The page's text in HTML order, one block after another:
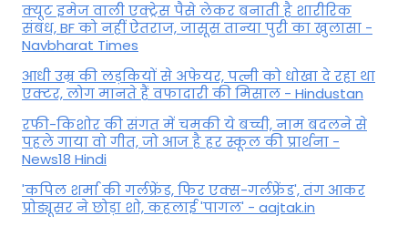
क्यूट इमेज वाली एक्ट्रेस पैसे लेकर बनाती है शारीरिक
संबंध, BF को नहीं ऐतराज, जासूस तान्‍या पुरी का खुलासा -
Navbharat Times
आधी उम्र की लड़कियों से अफेयर, पत्नी को धोखा दे रहा था
एक्टर, लोग मानते हैं वफादारी की मिसाल - Hindustan
रफी-किशोर की संगत में चमकी ये बच्ची, नाम बदलने से
पहले गाया वो गीत, जो आज है हर स्कूल की प्रार्थना -
News18 Hindi
'कपिल शर्मा की गर्लफ्रेंड, फिर एक्स-गर्लफ्रेंड', तंग आकर
प्रोड्यूसर ने छोड़ा शो, कहलाई 'पागल' - aajtak.in